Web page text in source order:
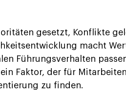
gesetzt, Konflikte
macht
Führungsverhalten
Faktor, der für
zu finden.